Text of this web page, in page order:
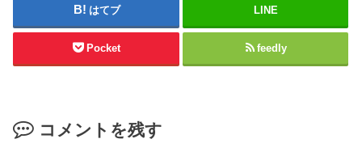
はてブ LINE
Pocket feedly
コメントを残す